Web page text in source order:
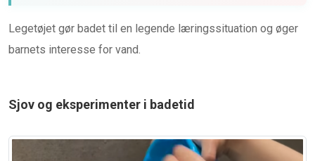
Legetøjet gør badet til en legende læringssituation og øger
barnets interesse for vand.
Sjov og eksperimenter i badetid